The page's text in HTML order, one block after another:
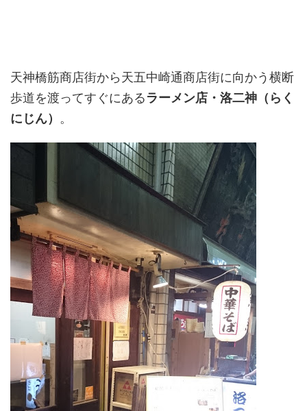
天神橋筋商店街から天五中崎通商店街に向かう横断
歩道を渡ってすぐにあるラーメン店・洛二神（らく
にじん） 。